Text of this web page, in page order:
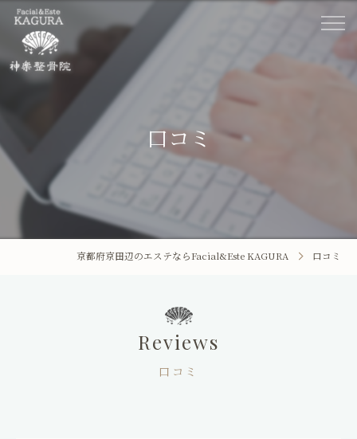
口コミ
京都府京田辺のエステならFacial&Este KAGURA 口コミ
Reviews
口コミ